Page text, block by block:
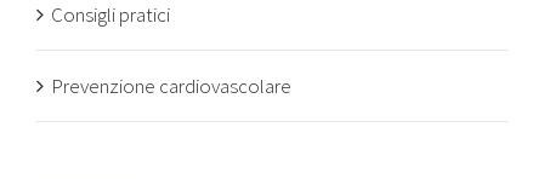
Consigli pratici
Prevenzione cardiovascolare